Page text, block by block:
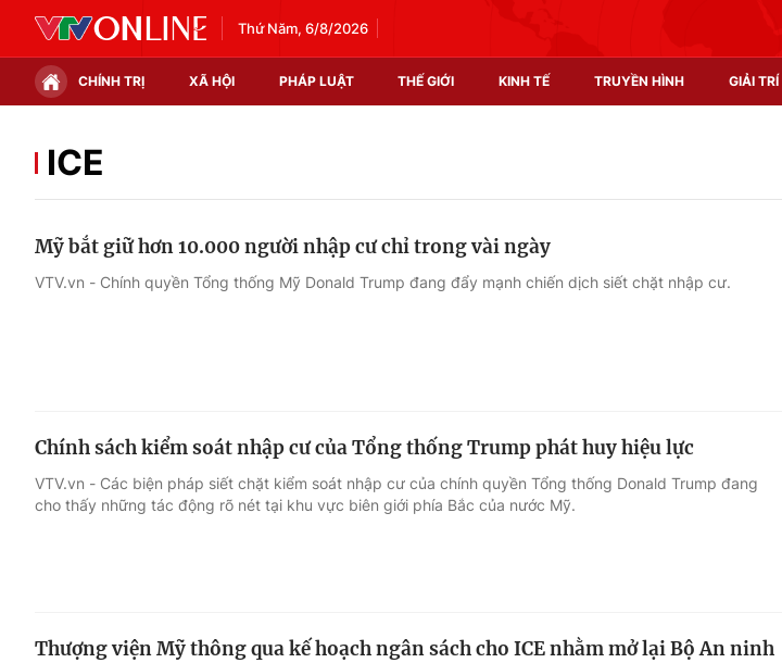
Thứ Năm, 6/8/2026
CHÍNH TRỊ XÃ HỘI PHÁP LUẬT THẾ GIỚI KINH TẾ TRUYỀN HÌNH GIẢI TRÍ
Chính trị
Điện ảnh
Du lịch
Tuyển sinh
ICE
Mỹ bắt giữ hơn 10.000 người nhập cư chỉ trong vài ngày
VTV.vn - Chính quyền Tổng thống Mỹ Donald Trump đang đẩy mạnh chiến dịch siết chặt nhập cư.
Chính sách kiểm soát nhập cư của Tổng thống Trump phát huy hiệu lực
VTV.vn - Các biện pháp siết chặt kiểm soát nhập cư của chính quyền Tổng thống Donald Trump đang
cho thấy những tác động rõ nét tại khu vực biên giới phía Bắc của nước Mỹ.
Thượng viện Mỹ thông qua kế hoạch ngân sách cho ICE nhằm mở lại Bộ An ninh